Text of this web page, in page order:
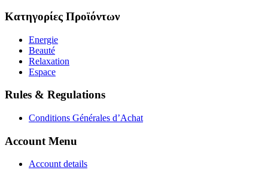
Κατηγορίες Προϊόντων
Energie
Beauté
Relaxation
Espace
Rules & Regulations
Conditions Générales d’Achat
Account Menu
Account details